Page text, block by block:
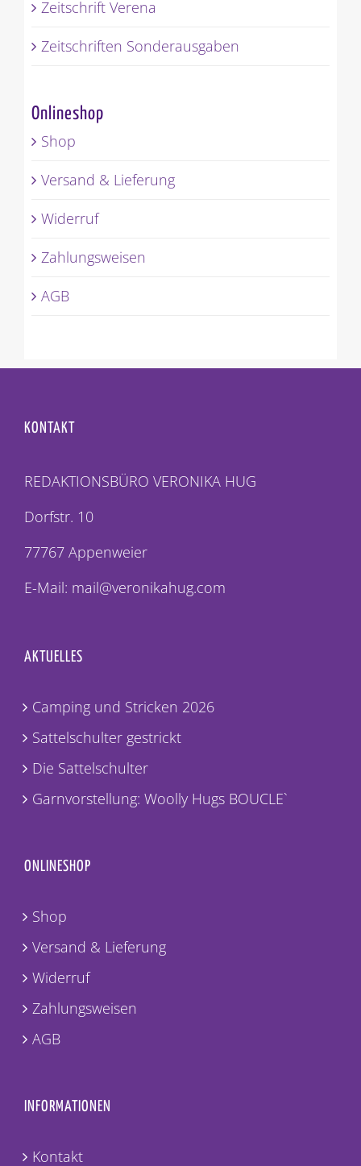
Zeitschrift Verena
Zeitschriften Sonderausgaben
Onlineshop
Shop
Versand & Lieferung
Widerruf
Zahlungsweisen
AGB
KONTAKT
REDAKTIONSBÜRO VERONIKA HUG
Dorfstr. 10
77767 Appenweier
E-Mail: mail@veronikahug.com
AKTUELLES
Camping und Stricken 2026
Sattelschulter gestrickt
Die Sattelschulter
Garnvorstellung: Woolly Hugs BOUCLE`
ONLINESHOP
Shop
Versand & Lieferung
Widerruf
Zahlungsweisen
AGB
INFORMATIONEN
Kontakt